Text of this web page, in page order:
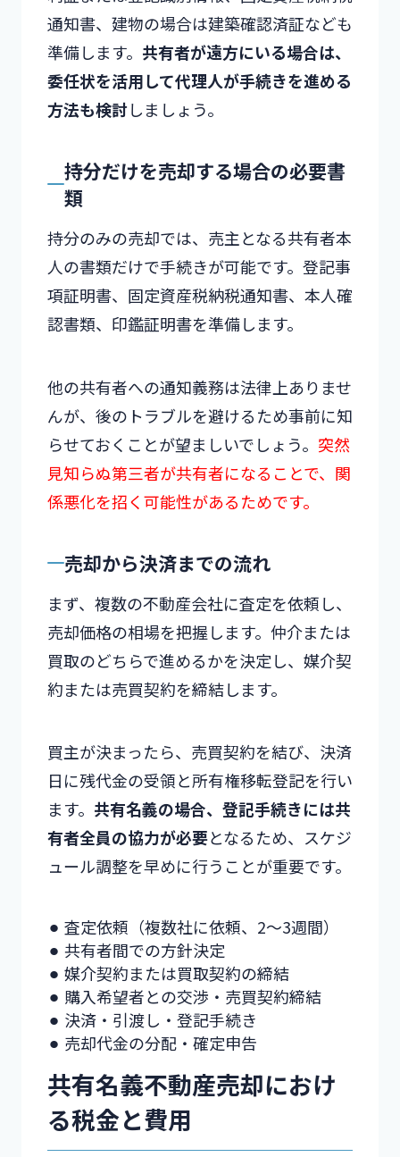
通知書、建物の場合は建築確認済証なども
準備します。 共有者が遠方にいる場合は、
委任状を活用して代理人が手続きを進める
方法も検討しましょう。
持分だけを売却する場合の必要書
類
持分のみの売却では、売主となる共有者本
人の書類だけで手続きが可能です。登記事
項証明書、固定資産税納税通知書、本人確
認書類、印鑑証明書を準備します。
他の共有者への通知義務は法律上ありませ
んが、後のトラブルを避けるため事前に知
らせておくことが望ましいでしょう。 突然
見知らぬ第三者が共有者になることで、関
係悪化を招く可能性があるためです。
売却から決済までの流れ
まず、複数の不動産会社に査定を依頼し、
売却価格の相場を把握します。仲介または
買取のどちらで進めるかを決定し、媒介契
約または売買契約を締結します。
買主が決まったら、売買契約を結び、決済
日に残代金の受領と所有権移転登記を行い
ます。 共有名義の場合、登記手続きには共
有者全員の協力が必要となるため、スケジ
ュール調整を早めに行うことが重要です。
⚫︎ 査定依頼（複数社に依頼、2〜3週間）
⚫︎ 共有者間での方針決定
⚫︎ 媒介契約または買取契約の締結
⚫︎ 購入希望者との交渉・売買契約締結
⚫︎ 決済・引渡し・登記手続き
⚫︎ 売却代金の分配・確定申告
共有名義不動産売却におけ
る税金と費用